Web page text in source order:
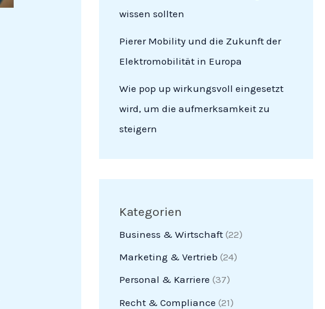
wissen sollten
Pierer Mobility und die Zukunft der
Elektromobilität in Europa
Wie pop up wirkungsvoll eingesetzt
wird, um die aufmerksamkeit zu
steigern
Kategorien
Business & Wirtschaft(22)
Marketing & Vertrieb (24)
Personal & Karriere (37)
Recht & Compliance (21)